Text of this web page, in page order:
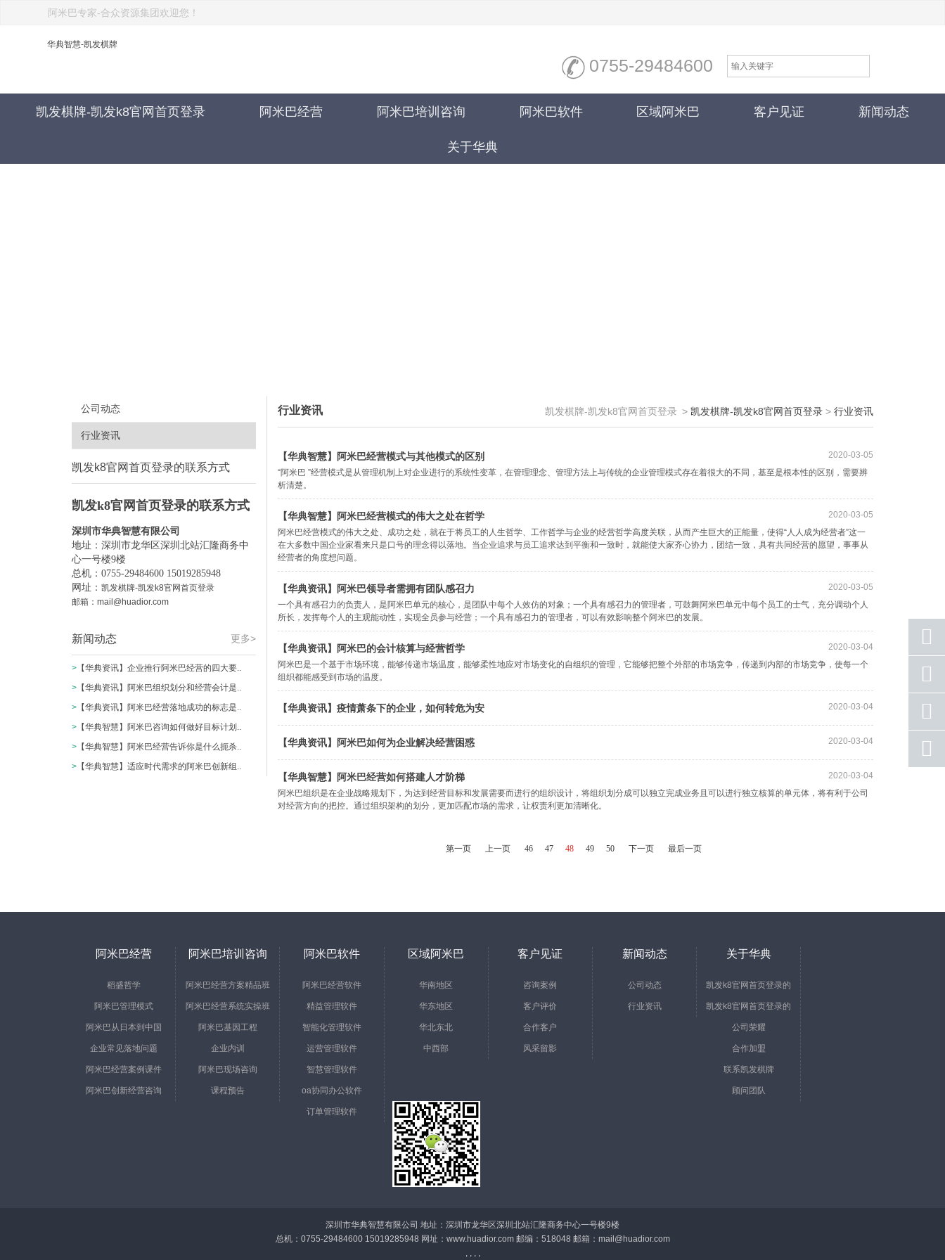
阿米巴专家-合众资源集团欢迎您！
华典智慧-凯发棋牌
0755-29484600
凯发棋牌-凯发k8官网首页登录 阿米巴经营 阿米巴培训咨询 阿米巴软件 区域阿米巴 客户见证 新闻动态
关于华典
公司动态
行业资讯
凯发k8官网首页登录的联系方式
凯发k8官网首页登录的联系方式
深圳市华典智慧有限公司
地址：深圳市龙华区深圳北站汇隆商务中
心一号楼9楼
总机：0755-29484600 15019285948
网址： 凯发棋牌-凯发k8官网首页登录
邮箱： mail@huadior.com
更多>
新闻动态
> 【华典资讯】企业推行阿米巴经营的四大要..
> 【华典资讯】阿米巴组织划分和经营会计是..
> 【华典资讯】阿米巴经营落地成功的标志是..
> 【华典智慧】阿米巴咨询如何做好目标计划..
> 【华典智慧】阿米巴经营告诉你是什么扼杀..
> 【华典智慧】适应时代需求的阿米巴创新组..
行业资讯 凯发棋牌-凯发k8官网首页登录 > 凯发棋牌-凯发k8官网首页登录 > 行业资讯
【华典智慧】阿米巴经营模式与其他模式的区别
2020-03-05
“阿米巴 ”经营模式是从管理机制上对企业进行的系统性变革，在管理理念、管理方法上与传统的企业管理模式存在着很大的不同，基至是根本性的区别，需要辨
析清楚。
【华典智慧】阿米巴经营模式的伟大之处在哲学
2020-03-05
阿米巴经营模式的伟大之处、成功之处，就在于将员工的人生哲学、工作哲学与企业的经营哲学高度关联，从而产生巨大的正能量，使得“人人成为经营者”这一
在大多数中国企业家看来只是口号的理念得以落地。当企业追求与员工追求达到平衡和一致时，就能使大家齐心协力，团结一致，具有共同经营的愿望，事事从
经营者的角度想问题。
【华典资讯】阿米巴领导者需拥有团队感召力
2020-03-05
一个具有感召力的负责人，是阿米巴单元的核心，是团队中每个人效仿的对象；一个具有感召力的管理者，可鼓舞阿米巴单元中每个员工的士气，充分调动个人
所长，发挥每个人的主观能动性，实现全员参与经营；一个具有感召力的管理者，可以有效影响整个阿米巴的发展。
【华典资讯】阿米巴的会计核算与经营哲学
2020-03-04
阿米巴是一个基于市场环境，能够传递市场温度，能够柔性地应对市场变化的自组织的管理，它能够把整个外部的市场竞争，传递到内部的市场竞争，使每一个
组织都能感受到市场的温度。
【华典资讯】疫情萧条下的企业，如何转危为安 2020-03-04
【华典资讯】阿米巴如何为企业解决经营困惑 2020-03-04
【华典智慧】阿米巴经营如何搭建人才阶梯
2020-03-04
阿米巴组织是在企业战略规划下，为达到经营目标和发展需要而进行的组织设计，将组织划分成可以独立完成业务且可以进行独立核算的单元体，将有利于公司
对经营方向的把控。通过组织架构的划分，更加匹配市场的需求，让权责利更加清晰化。
第一页 上一页 46 47 48 49 50 下一页 最后一页
阿米巴经营
稻盛哲学
阿米巴管理模式
阿米巴从日本到中国
企业常见落地问题
阿米巴经营案例课件
阿米巴创新经营咨询
阿米巴培训咨询
阿米巴经营方案精品班
阿米巴经营系统实操班
阿米巴基因工程
企业内训
阿米巴现场咨询
课程预告
阿米巴软件
阿米巴经营软件
精益管理软件
智能化管理软件
运营管理软件
智慧管理软件
oa协同办公软件
订单管理软件
区域阿米巴
华南地区
华东地区
华北东北
中西部
客户见证
咨询案例
客户评价
合作客户
风采留影
新闻动态
公司动态
行业资讯
关于华典
凯发k8官网首页登录的
简介
凯发k8官网首页登录的
文化
公司荣耀
合作加盟
联系凯发棋牌
顾问团队
深圳市华典智慧有限公司 地址：深圳市龙华区深圳北站汇隆商务中心一号楼9楼
总机：0755-29484600 15019285948 网址：www.huadior.com 邮编：518048 邮箱： mail@huadior.com
, , , ,
座机
号码
手机
号码
qq
联系